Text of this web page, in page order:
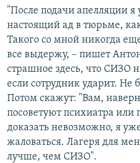
"После подачи апелляции я
настоящий ад в тюрьме,
Такого со мной никогда
все выдержу, – пишет
страшное здесь, что СИЗО
если сотрудник ударит. Не
Потом скажут: "Вам,
посоветуют психиатра или
доказать невозможно, я
жаловаться. Лагеря для
лучше, чем СИЗО".